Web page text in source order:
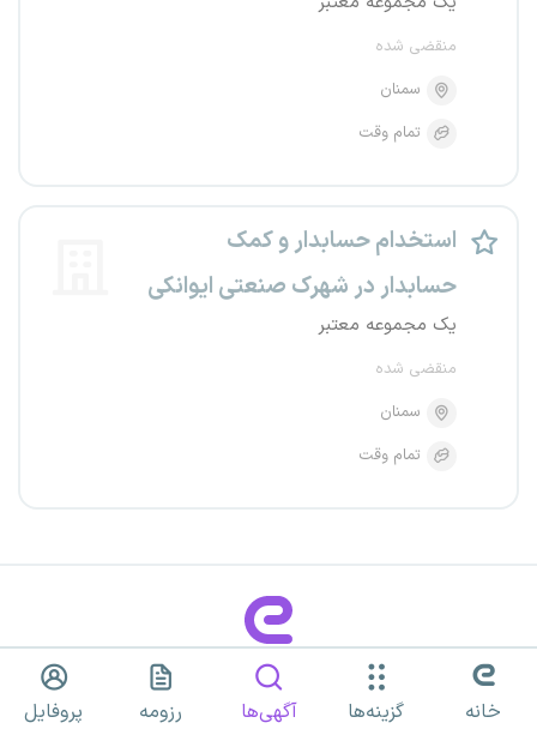
منقضی شده
سمنان
تمام وقت
استخدام حسابدار و کمک
حسابدار در شهرک صنعتی ایوانکی
یک مجموعه معتبر
منقضی شده
سمنان
تمام وقت
خانه گزینه‌ها آگهی‌ها رزومه پروفایل